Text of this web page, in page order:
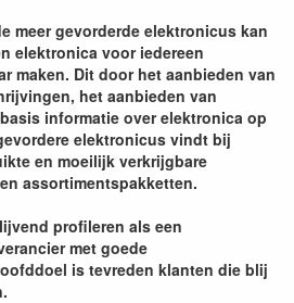
meer gevorderde elektronicus kan
elektronica voor iedereen
maken. Dit door het aanbieden van
het aanbieden van
informatie over elektronica op
elektronicus vindt bij
en moeilijk verkrijgbare
assortimentspakketten.
profileren als een
met goede
is tevreden klanten die blij